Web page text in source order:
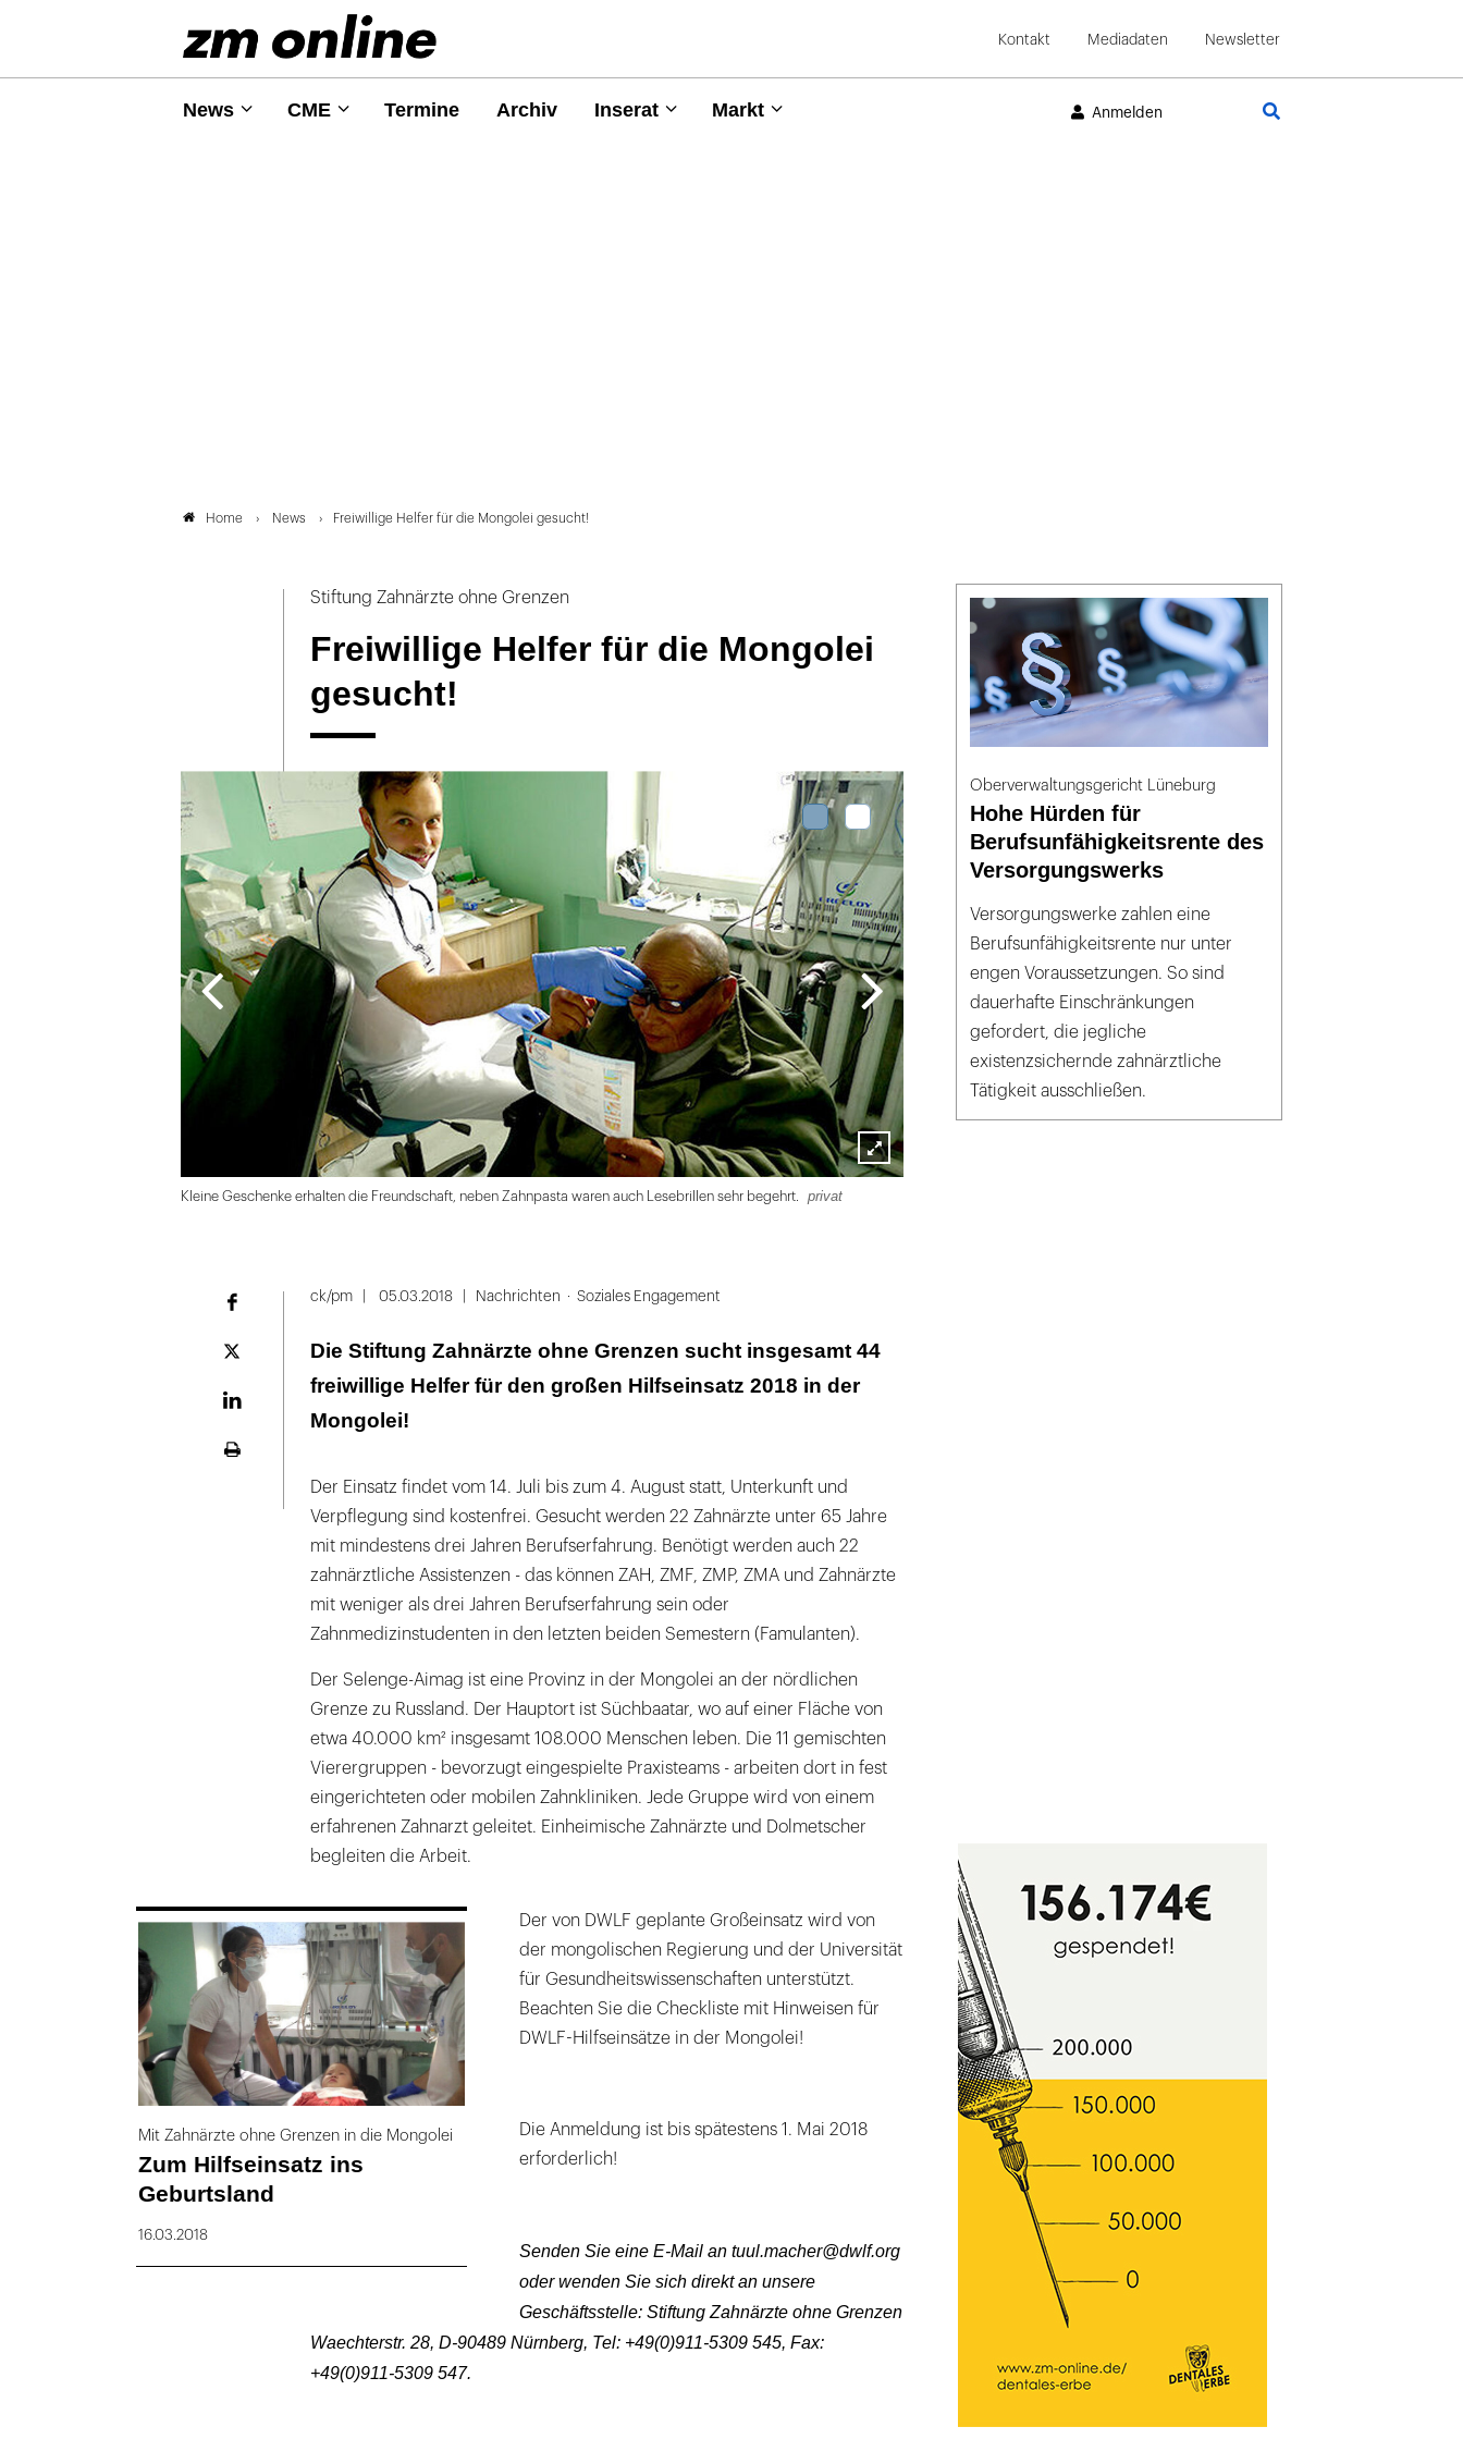
Kontakt Mediadaten Newsletter
News CME Termine Archiv Inserat Markt Anmelden
Home News Freiwillige Helfer für die Mongolei gesucht!
Stiftung Zahnärzte ohne Grenzen
Freiwillige Helfer für die Mongolei
gesucht!
Lightbox
Kleine Geschenke erhalten die Freundschaft, neben Zahnpasta waren auch Lesebrillen sehr begehrt. privat
Geschenke
erhalten
Plattform
ck/pm 05.03.2018 Nachrichten Soziales Engagement
Die Stiftung Zahnärzte ohne Grenzen sucht insgesamt 44
freiwillige Helfer für den großen Hilfseinsatz 2018 in der
Mongolei!
Der Einsatz findet vom 14. Juli bis zum 4. August statt, Unterkunft und
Verpflegung sind kostenfrei. Gesucht werden 22 Zahnärzte unter 65 Jahre
mit mindestens drei Jahren Berufserfahrung. Benötigt werden auch 22
zahnärztliche Assistenzen - das können ZAH, ZMF, ZMP, ZMA und Zahnärzte
mit weniger als drei Jahren Berufserfahrung sein oder
Zahnmedizinstudenten in den letzten beiden Semestern (Famulanten).
Der Selenge-Aimag ist eine Provinz in der Mongolei an der nördlichen
Grenze zu Russland. Der Hauptort ist Süchbaatar, wo auf einer Fläche von
etwa 40.000 km² insgesamt 108.000 Menschen leben. Die 11 gemischten
Vierergruppen - bevorzugt eingespielte Praxisteams - arbeiten dort in fest
eingerichteten oder mobilen Zahnkliniken. Jede Gruppe wird von einem
erfahrenen Zahnarzt geleitet. Einheimische Zahnärzte und Dolmetscher
begleiten die Arbeit.
Mit Zahnärzte ohne Grenzen in die Mongolei
Zum Hilfseinsatz ins
Geburtsland
16.03.2018
Der von DWLF geplante Großeinsatz wird von
der mongolischen Regierung und der Universität
für Gesundheitswissenschaften unterstützt.
Beachten Sie die Checkliste mit Hinweisen für
DWLF-Hilfseinsätze in der Mongolei!
Die Anmeldung ist bis spätestens 1. Mai 2018
erforderlich!
Senden Sie eine E-Mail an tuul.macher@dwlf.org
oder wenden Sie sich direkt an unsere
Geschäftsstelle: Stiftung Zahnärzte ohne Grenzen
Waechterstr. 28, D-90489 Nürnberg, Tel: +49(0)911-5309 545, Fax:
+49(0)911-5309 547.
Oberverwaltungsgericht Lüneburg
Hohe Hürden für
Berufsunfähigkeitsrente des
Versorgungswerks
Versorgungswerke zahlen eine
Berufsunfähigkeitsrente nur unter
engen Voraussetzungen. So sind
dauerhafte Einschränkungen
gefordert, die jegliche
existenzsichernde zahnärztliche
Tätigkeit ausschließen.